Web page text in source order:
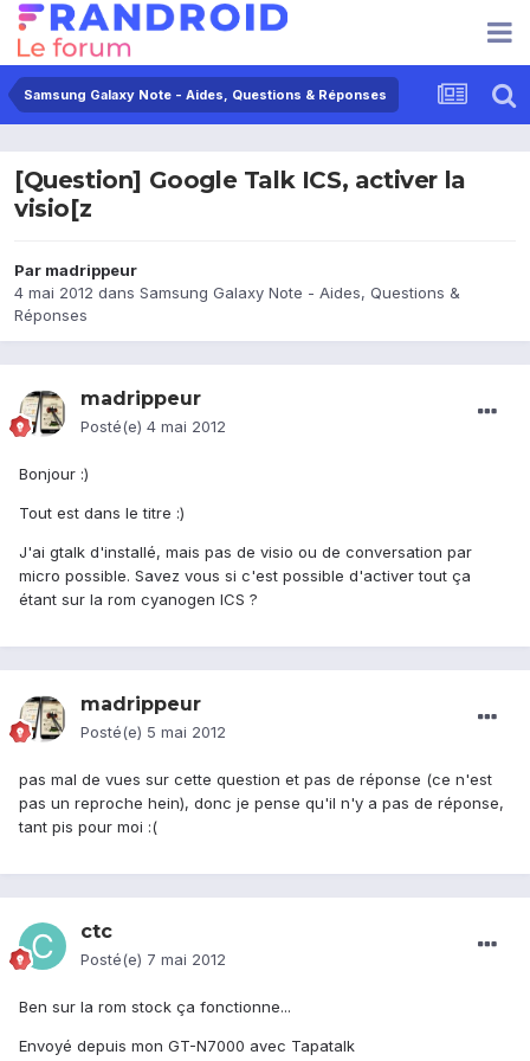
Samsung Galaxy Note - Aides, Questions & Réponses
[Question] Google Talk ICS, activer la
visio[z
Par madrippeur
4 mai 2012 dans Samsung Galaxy Note - Aides, Questions &
Réponses
madrippeur
Posté(e) 4 mai 2012
Bonjour :)
Tout est dans le titre :)
J'ai gtalk d'installé, mais pas de visio ou de conversation par
micro possible. Savez vous si c'est possible d'activer tout ça
étant sur la rom cyanogen ICS ?
madrippeur
Posté(e) 5 mai 2012
pas mal de vues sur cette question et pas de réponse (ce n'est
pas un reproche hein), donc je pense qu'il n'y a pas de réponse,
tant pis pour moi :(
ctc
Posté(e) 7 mai 2012
Ben sur la rom stock ça fonctionne...
Envoyé depuis mon GT-N7000 avec Tapatalk